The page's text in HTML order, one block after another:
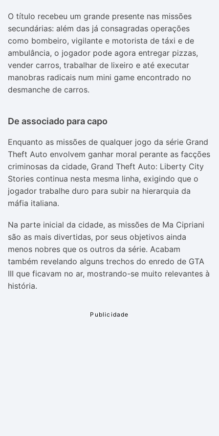
O título recebeu um grande presente nas missões
secundárias: além das já consagradas operações
como bombeiro, vigilante e motorista de táxi e de
ambulância, o jogador pode agora entregar pizzas,
vender carros, trabalhar de lixeiro e até executar
manobras radicais num mini game encontrado no
desmanche de carros.
De associado para capo
Enquanto as missões de qualquer jogo da série Grand
Theft Auto envolvem ganhar moral perante as facções
criminosas da cidade, Grand Theft Auto: Liberty City
Stories continua nesta mesma linha, exigindo que o
jogador trabalhe duro para subir na hierarquia da
máfia italiana.
Na parte inicial da cidade, as missões de Ma Cipriani
são as mais divertidas, por seus objetivos ainda
menos nobres que os outros da série. Acabam
também revelando alguns trechos do enredo de GTA
III que ficavam no ar, mostrando-se muito relevantes à
história.